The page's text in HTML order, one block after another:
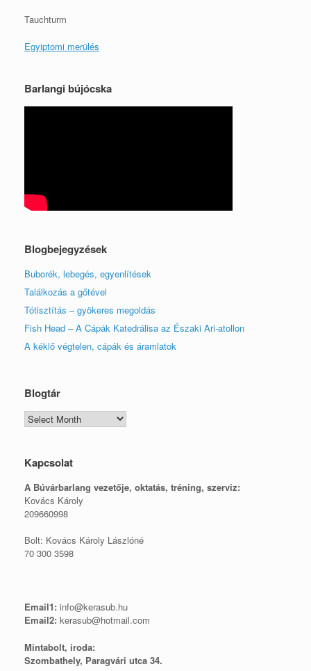
Tauchturm
Egyiptomi merülés
Barlangi bújócska
Blogbejegyzések
Buborék, lebegés, egyenlítések
Találkozás a gőtével
Tótisztítás – gyökeres megoldás
Fish Head – A Cápák Katedrálisa az Északi Ari-atollon
A kéklő végtelen, cápák és áramlatok
Blogtár
Blogtár
Kapcsolat
A Búvárbarlang vezetője, oktatás, tréning, szerviz:
Kovács Károly
209660998
Bolt: Kovács Károly Lászlóné
70 300 3598
Email1: info@kerasub.hu
Email2: kerasub@hotmail.com
Mintabolt, iroda:
Szombathely, Paragvári utca 34.